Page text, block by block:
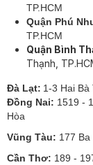
TP.HCM
Quận Phú
TP.HCM
Quận Bình
Thạnh,
Đà Lạt: 1-3 Hai Bà
Đồng Nai: 1519 -
Hòa
Vũng Tàu: 177 Ba
Cần Thơ: 189 -